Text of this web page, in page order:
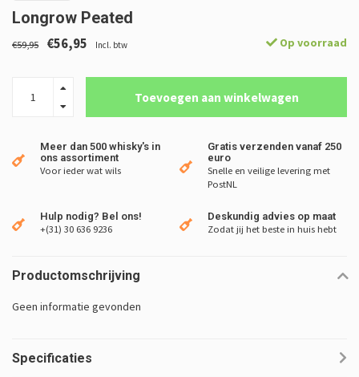
Longrow Peated
€59,95 €56,95 Incl. btw Op voorraad
Toevoegen aan winkelwagen
Meer dan 500 whisky's in
ons assortiment
Voor ieder wat wils
Gratis verzenden vanaf 250
euro
Snelle en veilige levering met
PostNL
Hulp nodig? Bel ons!
+(31) 30 636 9236
Deskundig advies op maat
Zodat jij het beste in huis hebt
Productomschrijving
Geen informatie gevonden
Specificaties